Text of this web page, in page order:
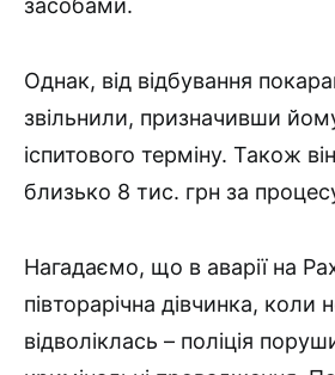
Однак, від відбування
звільнили, призначивши
іспитового терміну. Також
близько 8 тис. грн за
Нагадаємо, що в аварії на
півторарічна дівчинка, коли
відволіклась – поліція